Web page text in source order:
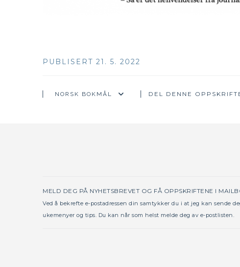
PUBLISERT 21. 5. 2022
DEL DENNE
MELD DEG PÅ NYHETSBREVET OG FÅ OPPSKRIFTENE I
Ved å bekrefte e-postadressen din samtykker du i at jeg kan sende
ukemenyer og tips. Du kan når som helst melde deg av e-postlisten.